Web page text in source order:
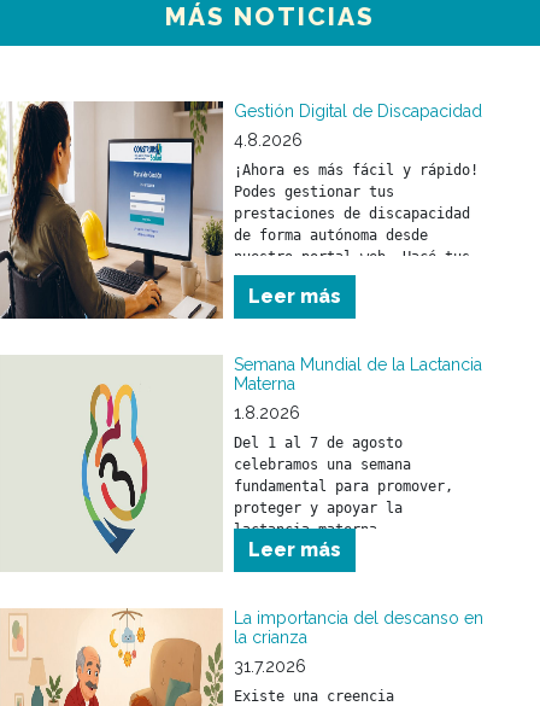
MÁS NOTICIAS
Gestión Digital de Discapacidad
4.8.2026
¡Ahora es más fácil y rápido!
Podes gestionar tus
prestaciones de discapacidad
de forma autónoma desde
nuestro portal web. Hacé tus
trámites en el momento que lo
necesites y sin moverte de tu
casa.
Leer más
Semana Mundial de la Lactancia
Materna
1.8.2026
Del 1 al 7 de agosto
celebramos una semana
fundamental para promover,
proteger y apoyar la
lactancia materna.
Leer más
La importancia del descanso en
la crianza
31.7.2026
Existe una creencia